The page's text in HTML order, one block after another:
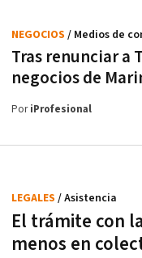
Tras renunciar a
negocios de
NEGOCIOS / Medios de
PoriProfesional
El trámite con
menos en
LEGALES / Asistencia